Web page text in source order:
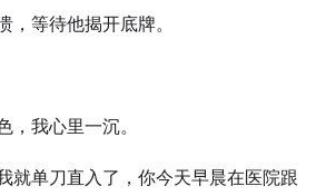
，等待他揭开底牌。
，我心里一沉。
就单刀直入了，你今天早晨在医院跟